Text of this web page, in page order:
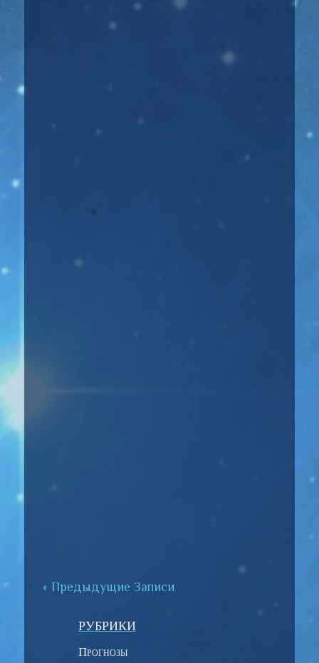
☝️ Атмосфера недели: И неделя
короткая в плане работы и на небе
« Предыдущие Записи
РУБРИКИ
Прогнозы